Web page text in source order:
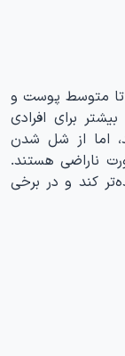
تا متوسط پوست و
برای افرادی
اما از شل شدن
ناراضی هستند.
کند و در برخی